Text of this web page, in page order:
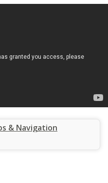
& Navigation